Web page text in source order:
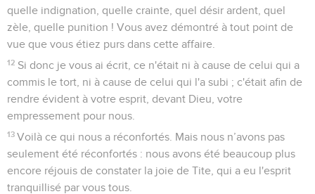
quelle indignation, quelle crainte, quel désir ardent, quel
zèle, quelle punition ! Vous avez démontré à tout point de
vue que vous étiez purs dans cette affaire.
12 Si donc je vous ai écrit, ce n'était ni à cause de celui qui a
commis le tort, ni à cause de celui qui l'a subi ; c'était afin de
rendre évident à votre esprit, devant Dieu, votre
empressement pour nous.
13 Voilà ce qui nous a réconfortés. Mais nous n’avons pas
seulement été réconfortés : nous avons été beaucoup plus
encore réjouis de constater la joie de Tite, qui a eu l'esprit
tranquillisé par vous tous.